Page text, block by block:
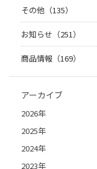
その他（135）
お知らせ（251）
商品情報（169）
アーカイブ
2026年
2025年
2024年
2023年